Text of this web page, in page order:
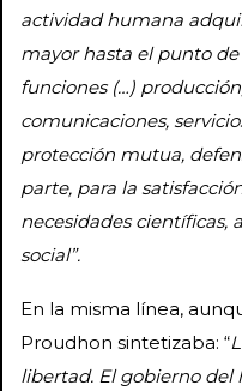
actividad humana
mayor hasta el punto
funciones (…)
comunicaciones,
protección mutua,
parte, para la
necesidades científicas,
social”.
En la misma línea,
Proudhon sintetizaba: “
libertad. El gobierno